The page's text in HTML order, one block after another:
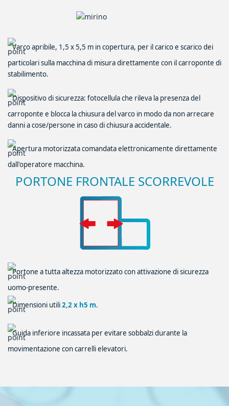
Varco apribile, 1,5 x 5,5 m in copertura, per il carico e scarico dei
particolari sulla macchina di misura direttamente con il carroponte di
stabilimento.
Dispositivo di sicurezza: fotocellula che rileva la presenza del
carroponte e blocca la chiusura del varco in modo da non arrecare
danni a cose/persone in caso di chiusura accidentale.
Apertura motorizzata comandata elettronicamente direttamente
dall'operatore macchina.
PORTONE FRONTALE SCORREVOLE
Portone a tutta altezza motorizzato con attivazione di sicurezza
uomo-presente.
Dimensioni utili2,2 x h5 m.
Guida inferiore incassata per evitare sobbalzi durante la
movimentazione con carrelli elevatori.